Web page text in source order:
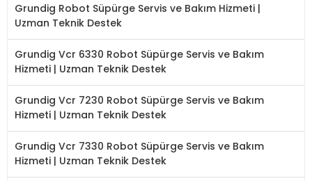
Grundig Robot Süpürge Servis ve Bakım Hizmeti |
Uzman Teknik Destek
Grundig Vcr 6330 Robot Süpürge Servis ve Bakım
Hizmeti | Uzman Teknik Destek
Grundig Vcr 7230 Robot Süpürge Servis ve Bakım
Hizmeti | Uzman Teknik Destek
Grundig Vcr 7330 Robot Süpürge Servis ve Bakım
Hizmeti | Uzman Teknik Destek